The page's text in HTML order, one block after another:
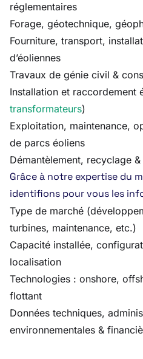
réglementaires
Forage, géotechnique,
Fourniture, transport,
d’éoliennes
Travaux de génie civil &
Installation et raccordement
transformateurs)
Exploitation, maintenance,
de parcs éoliens
Démantèlement, recyclage
Grâce à notre expertise du
identifions pour vous les
Type de marché
turbines, maintenance, etc.)
Capacité installée,
localisation
Technologies : onshore,
flottant
Données techniques,
environnementales &